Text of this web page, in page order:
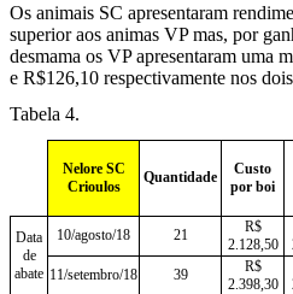
Os animais SC apresentaram
superior aos animas VP mas, por
desmama os VP apresentaram uma
e R$126,10 respectivamente nos
Tabela 4.
Nelore SC
Crioulos
Quantidade
Custo
por boi
Data
de
abate
10/agosto/18 21
R$
2.128,50
11/setembro/18
39
R$
2.398,30